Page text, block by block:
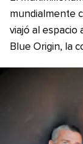
mundialmente
viajó al espacio
Blue Origin, la